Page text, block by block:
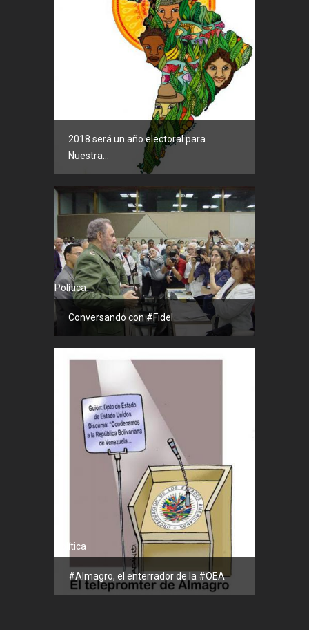
2018 será un año electoral para
Nuestra...
Política
Conversando con #Fidel
Política
#Almagro, el enterrador de la #OEA